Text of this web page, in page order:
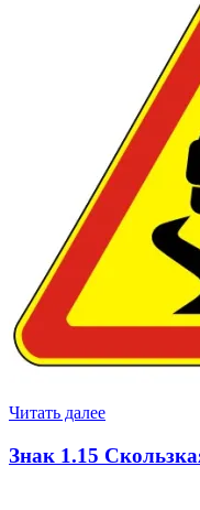
Читать далее
Знак 1.15